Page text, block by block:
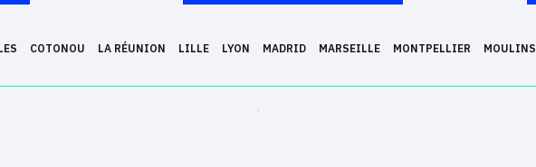
COTONOU LA RÉUNION LILLE LYON MADRID MARSEILLE MONTPELLIER MOULINS